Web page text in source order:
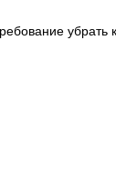
убрать